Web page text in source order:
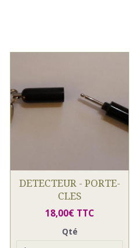
DETECTEUR - PORTE-
CLES
18,00€ TTC
Qté